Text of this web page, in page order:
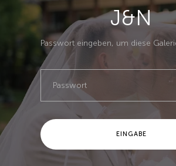
J&N
Passwort eingeben, um diese
EINGABE